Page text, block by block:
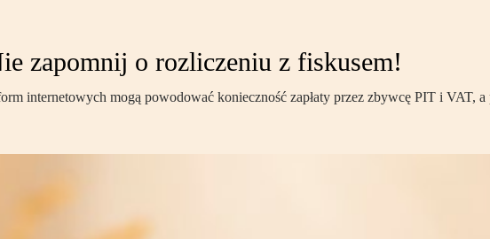
zapomnij o rozliczeniu z fiskusem!
internetowych mogą powodować konieczność zapłaty przez zbywcę PIT i VAT, a